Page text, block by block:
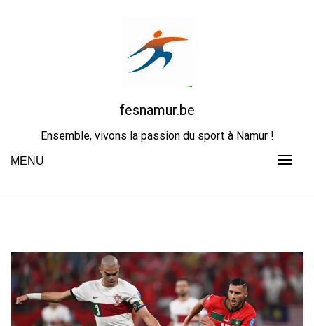
fesnamur.be
Ensemble, vivons la passion du sport à Namur !
MENU